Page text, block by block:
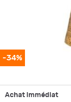
-34%
Achat immédiat